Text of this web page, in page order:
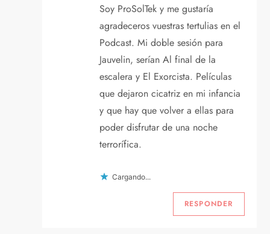
Soy ProSolTek y me gustaría
agradeceros vuestras tertulias en el
Podcast. Mi doble sesión para
Jauvelin, serían Al final de la
escalera y El Exorcista. Películas
que dejaron cicatriz en mi infancia
y que hay que volver a ellas para
poder disfrutar de una noche
terrorífica.
Cargando...
RESPONDER